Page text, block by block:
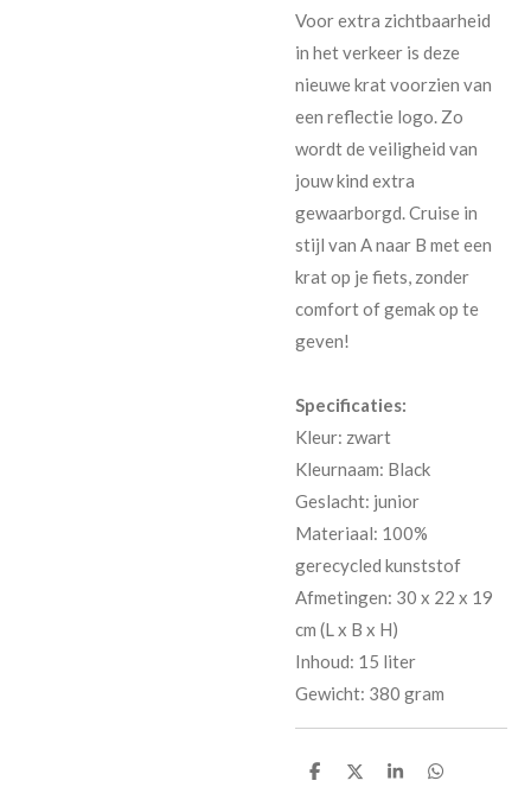
Voor extra zichtbaarheid
in het verkeer is deze
nieuwe krat voorzien van
een reflectie logo. Zo
wordt de veiligheid van
jouw kind extra
gewaarborgd. Cruise in
stijl van A naar B met een
krat op je fiets, zonder
comfort of gemak op te
geven!
Specificaties:
Kleur: zwart
Kleurnaam: Black
Geslacht: junior
Materiaal: 100%
gerecycled kunststof
Afmetingen: 30 x 22 x 19
cm (L x B x H)
Inhoud: 15 liter
Gewicht: 380 gram
D
D
S
D